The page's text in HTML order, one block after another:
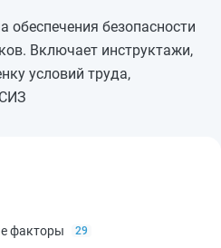
обеспечения безопасности
Включает инструктажи,
условий труда,
факторы 29